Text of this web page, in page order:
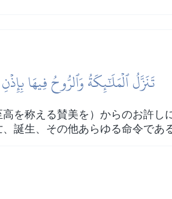
تَنَزَّلُ ٱلۡمَلَٰٓئِكَةُ وَٱلرُّوحُ فِيهَا
を称える賛美を）からのお許し
誕生、その他あらゆる命令である